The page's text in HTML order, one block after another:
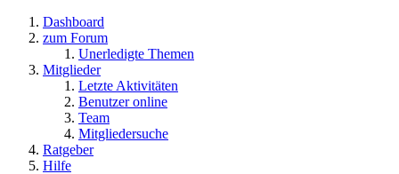
Dashboard
zum Forum
Unerledigte Themen
Mitglieder
Letzte Aktivitäten
Benutzer online
Team
Mitgliedersuche
Ratgeber
Hilfe